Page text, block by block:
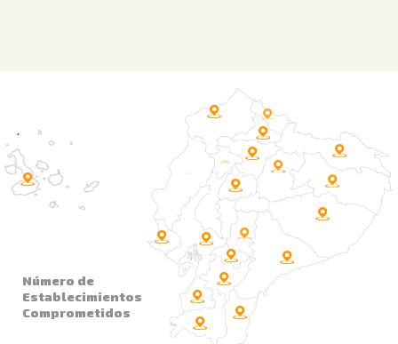
Número de
Establecimientos
Comprometidos